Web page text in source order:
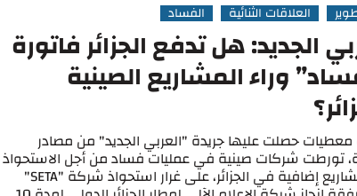
العلاقات الثنائية الفساد
الجديد: هل تدفع الجزائر فاتورة
وراء المشاريع الصينية
حصلت عليها جريدة "العربي الجديد" من مصادر
تورطت شركات صينية في عمليات فساد من أجل الاستحواذ
على مشاريع إضافية في الجزائر، على غرار استحواذ شركة "SETA"